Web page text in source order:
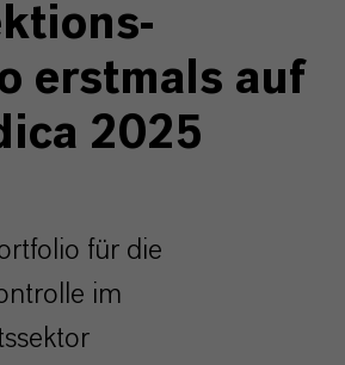
erstmals auf
2025
für die
im